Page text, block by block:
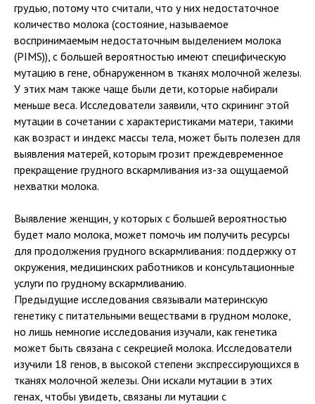
грудью, потому что считали, что у них недостаточное
количество молока (состояние, называемое
воспринимаемым недостаточным выделением молока
(PIMS)), с большей вероятностью имеют специфическую
мутацию в гене, обнаруженном в тканях молочной железы.
У этих мам также чаще были дети, которые набирали
меньше веса. Исследователи заявили, что скрининг этой
мутации в сочетании с характеристиками матери, такими
как возраст и индекс массы тела, может быть полезен для
выявления матерей, которым грозит преждевременное
прекращение грудного вскармливания из-за ощущаемой
нехватки молока.
Выявление женщин, у которых с большей вероятностью
будет мало молока, может помочь им получить ресурсы
для продолжения грудного вскармливания: поддержку от
окружения, медицинских работников и консультационные
услуги по грудному вскармливанию.
Предыдущие исследования связывали материнскую
генетику с питательными веществами в грудном молоке,
но лишь немногие исследования изучали, как генетика
может быть связана с секрецией молока. Исследователи
изучили 18 генов, в высокой степени экспрессирующихся в
тканях молочной железы. Они искали мутации в этих
генах, чтобы увидеть, связаны ли мутации с